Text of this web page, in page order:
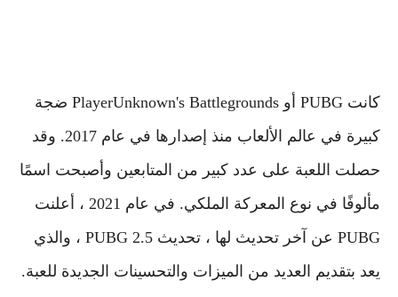
كانت PUBG أو PlayerUnknown's Battlegrounds ضجة
كبيرة في عالم الألعاب منذ إصدارها في عام 2017. وقد
حصلت اللعبة على عدد كبير من المتابعين وأصبحت اسمًا
مألوفًا في نوع المعركة الملكي. في عام 2021 ، أعلنت
PUBG عن آخر تحديث لها ، تحديث PUBG 2.5 ، والذي
يعد بتقديم العديد من الميزات والتحسينات الجديدة للعبة.